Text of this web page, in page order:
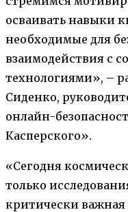
осваивать навыки
необходимые для
взаимодействия с
технологиями», –
Сиденко,
онлайн-
Касперского».
«Сегодня
только
критически